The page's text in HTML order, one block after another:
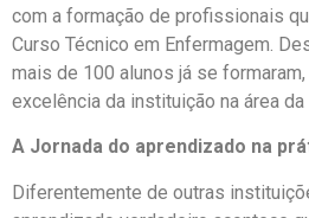
com a formação de profissionais
Curso Técnico em Enfermagem.
mais de 100 alunos já se
excelência da instituição na área da
A Jornada do aprendizado na
Diferentemente de outras